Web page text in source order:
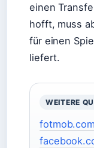
einen
hofft, muss
für einen
liefert.
WEITERE
fotmob.com